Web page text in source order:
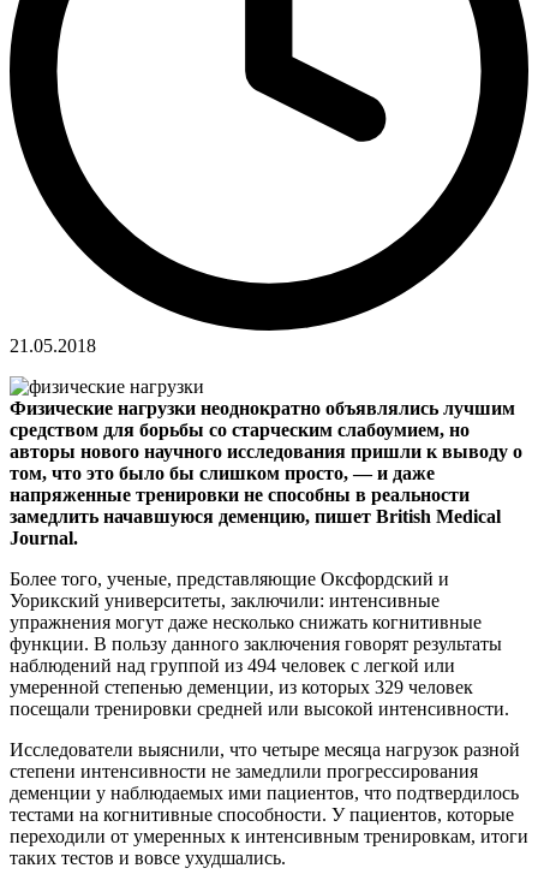
21.05.2018
Физические нагрузки неоднократно объявлялись лучшим
средством для борьбы со старческим слабоумием, но
авторы нового научного исследования пришли к выводу о
том, что это было бы слишком просто, — и даже
напряженные тренировки не способны в реальности
замедлить начавшуюся деменцию, пишет British Medical
Journal.
Более того, ученые, представляющие Оксфордский и
Уорикский университеты, заключили: интенсивные
упражнения могут даже несколько снижать когнитивные
функции. В пользу данного заключения говорят результаты
наблюдений над группой из 494 человек с легкой или
умеренной степенью деменции, из которых 329 человек
посещали тренировки средней или высокой интенсивности.
Исследователи выяснили, что четыре месяца нагрузок разной
степени интенсивности не замедлили прогрессирования
деменции у наблюдаемых ими пациентов, что подтвердилось
тестами на когнитивные способности. У пациентов, которые
переходили от умеренных к интенсивным тренировкам, итоги
таких тестов и вовсе ухудшались.